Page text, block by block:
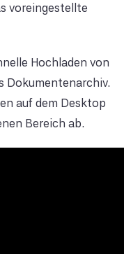
voreingestellte
Hochladen von
Dokumentenarchiv.
auf dem Desktop
Bereich ab.